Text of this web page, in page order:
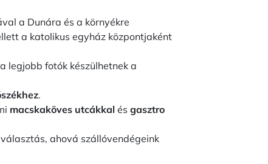
a Dunára és a környékre
a katolikus egyház központjaként
legjobb fotók készülhetnek a
.
macskaköves utcákkal és gasztro
ahová szállóvendégeink